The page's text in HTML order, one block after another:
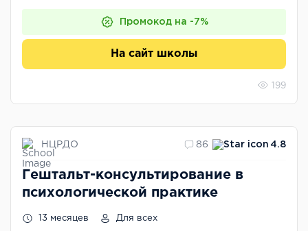
Промокод на -7%
На сайт школы
199
НЦРДО 86 4.8
Гештальт-консультирование в
психологической практике
13 месяцев Для всех